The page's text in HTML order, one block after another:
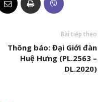
Bài tiếp theo
Thông báo: Đại Giới đàn
Huệ Hưng (PL.2563 –
DL.2020)